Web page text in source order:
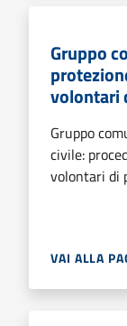
Gruppo
volontari
Gruppo
civile:
volontari di
VAI ALLA